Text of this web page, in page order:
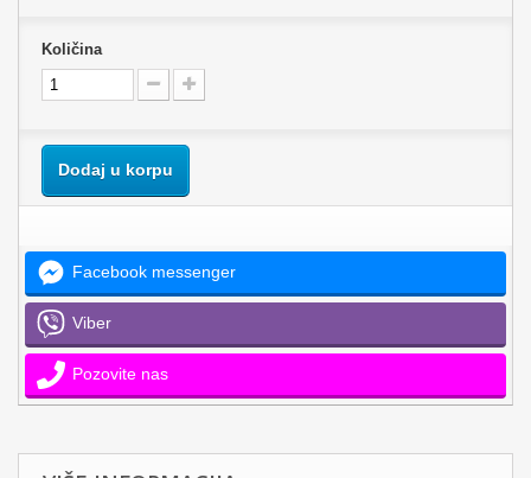
Količina
Dodaj u korpu
Facebook messenger
Viber
Pozovite nas